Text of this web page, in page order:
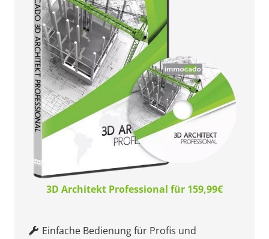
3D Architekt Professional für 159,99€
Einfache Bedienung für Profis und